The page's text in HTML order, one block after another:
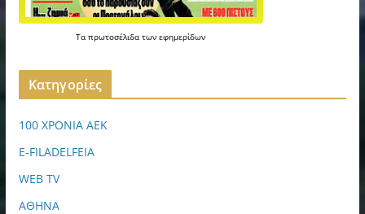
Ταπρωτοσέλιδατωνεφημερίδων
Kατηγορίες
100 ΧΡΟΝΙΑ ΑΕΚ
E-FILADELFEIA
WEB TV
ΑΘΗΝΑ